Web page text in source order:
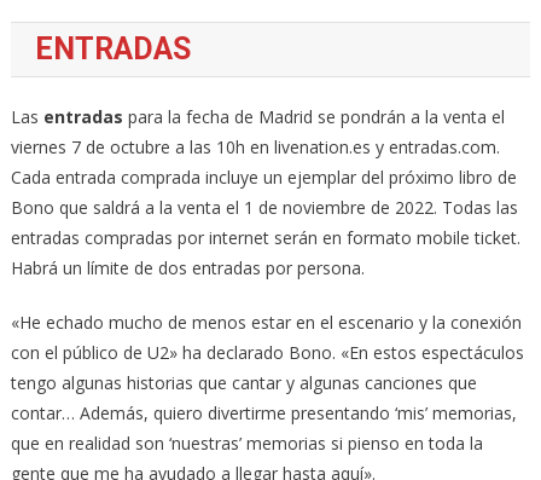
ENTRADAS
Las entradas para la fecha de Madrid se pondrán a la venta el
viernes 7 de octubre a las 10h en livenation.es y entradas.com.
Cada entrada comprada incluye un ejemplar del próximo libro de
Bono que saldrá a la venta el 1 de noviembre de 2022. Todas las
entradas compradas por internet serán en formato mobile ticket.
Habrá un límite de dos entradas por persona.
«He echado mucho de menos estar en el escenario y la conexión
con el público de U2» ha declarado Bono. «En estos espectáculos
tengo algunas historias que cantar y algunas canciones que
contar… Además, quiero divertirme presentando ‘mis’ memorias,
que en realidad son ‘nuestras’ memorias si pienso en toda la
gente que me ha ayudado a llegar hasta aquí».